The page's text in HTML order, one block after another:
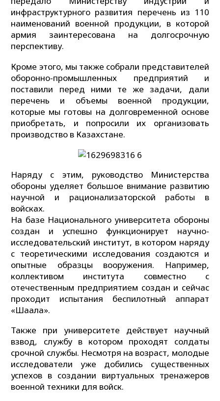
инфраструктурного развития перечень из 110
наименований военной продукции, в которой
армия заинтересована на долгосрочную
перспективу.
Кроме этого, мы также собрали представителей
оборонно-промышленных предприятий и
поставили перед ними те же задачи, дали
перечень и объемы военной продукции,
которые мы готовы на долговременной основе
приобретать, и попросили их организовать
производство в Казахстане.
Наряду с этим, руководство Министерства
обороны уделяет большое внимание развитию
научной и рационализаторской работы в
войсках.
На базе Национального университета обороны
создан и успешно функционирует научно-
исследовательский институт, в котором наряду
с теоретическими исследования создаются и
опытные образцы вооружения. Например,
коллективом института совместно с
отечественным предприятием создан и сейчас
проходит испытания беспилотный аппарат
«Шағала».
Также при университете действует научный
взвод, службу в котором проходят солдаты
срочной службы. Несмотря на возраст, молодые
исследователи уже добились существенных
успехов в создании виртуальных тренажеров
военной техники для войск.